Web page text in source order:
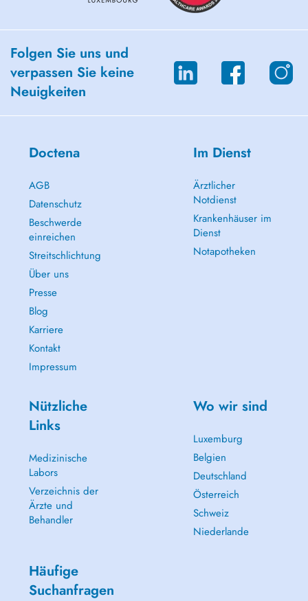
Folgen Sie uns und
verpassen Sie keine
Neuigkeiten
Doctena
AGB
Datenschutz
Beschwerde
einreichen
Streitschlichtung
Über uns
Presse
Blog
Karriere
Kontakt
Impressum
Im Dienst
Ärztlicher
Notdienst
Krankenhäuser im
Dienst
Notapotheken
Nützliche
Links
Medizinische
Labors
Verzeichnis der
Ärzte und
Behandler
Wo wir sind
Luxemburg
Belgien
Deutschland
Österreich
Schweiz
Niederlande
Häufige
Suchanfragen